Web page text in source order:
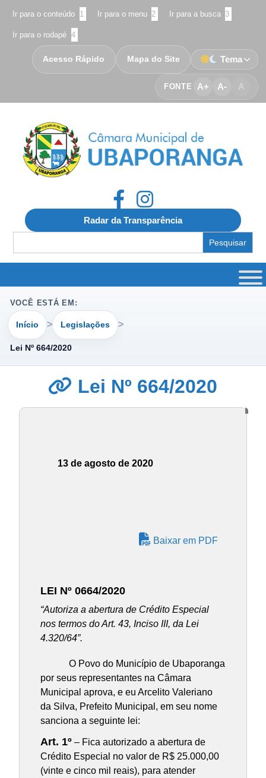
Ir para o conteúdo 1 Ir para o menu 2 Ir para a busca 3
Ir para o rodapé 4
FONTE A+ A- A
Acesso Rápido Mapa do Site Tema
Radar da Transparência
for:
VOCÊ ESTÁ EM:
Início Legislações
Lei Nº 664/2020
Lei Nº 664/2020
13 de agosto de 2020
Baixar em PDF
LEI Nº 0664/2020
“Autoriza a abertura de Crédito Especial
nos termos do Art. 43, Inciso III, da Lei
4.320/64”.
O Povo do Município de Ubaporanga
por seus representantes na Câmara
Municipal aprova, e eu Arcelito Valeriano
da Silva, Prefeito Municipal, em seu nome
sanciona a seguinte lei:
Art. 1º – Fica autorizado a abertura de
Crédito Especial no valor de R$ 25.000,00
(vinte e cinco mil reais), para atender